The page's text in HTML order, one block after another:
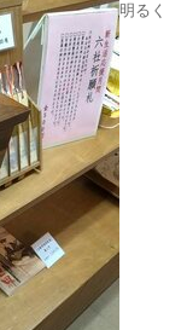
明るく